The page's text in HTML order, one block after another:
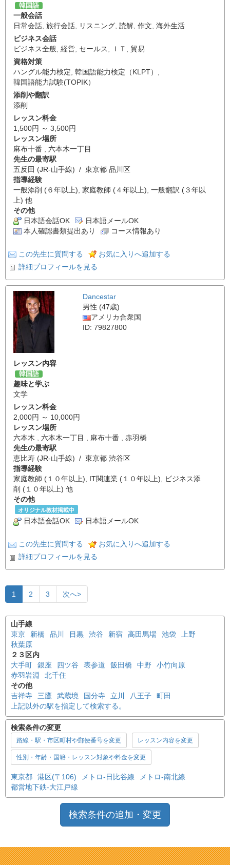
韓国語
一般会話
日常会話 旅行会話 リスニング 読解 作文 海外生活
ビジネス会話
ビジネス全般 経営 セールス ＩＴ
貿易
資格対策
ハングル能力検定 韓国語能力検定（KLPT）
韓国語能力試験(TOPIK）
添削や翻訳
添削
レッスン料金
1,500円 ～ 3,500円
レッスン場所
麻布十番 , 六本木一丁目
先生の最寄駅
五反田 (JR-山手線) / 東京都 品川区
指導経験
一般添削 (６年以上), 家庭教師 (４年以上), 一般翻訳 (３年以
上) 他
その他
日本語会話OK
日本語メールOK
本人確認書類提出あり
コース情報あり
この先生に質問する
お気に入りへ追加する
詳細プロフィールを見る
Dancestar
男性 (47歳)
アメリカ合衆国
ID: 79827800
レッスン内容
韓国語
趣味と学ぶ
文学
レッスン料金
2,000円 ～ 10,000円
レッスン場所
六本木 , 六本木一丁目 , 麻布十番 , 赤羽橋
先生の最寄駅
恵比寿 (JR-山手線) / 東京都 渋谷区
指導経験
家庭教師 (１０年以上), IT関連業 (１０年以上), ビジネス添
削 (１０年以上) 他
その他
オリジナル教材掲載中
日本語会話OK 日本語メールOK
この先生に質問する
お気に入りへ追加する
詳細プロフィールを見る
1 2 3 次へ>
山手線
東京
新橋 品川 目黒 渋谷 新宿 高田馬場 池袋
上野
秋葉原
２３区内
大手町
銀座 四ツ谷 表参道 飯田橋 中野
小竹向原
赤羽岩淵
北千住
その他
吉祥寺
三鷹 武蔵境 国分寺 立川 八王子
町田
上記以外の駅を指定して検索する。
検索条件の変更
路線・駅・市区町村や郵便番号を変更 レッスン内容を変更
性別・年齢・国籍・レッスン対象や料金を変更
東京都 港区(〒106) メトロ-日比谷線
メトロ-南北線
都営地下鉄-大江戸線
検索条件の追加・変更